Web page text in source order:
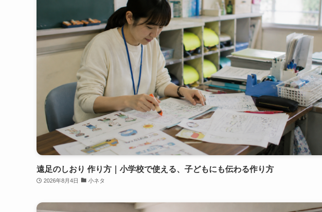
遠足のしおり 作り方｜小学校で使える、子どもにも伝わる作り方
2026年8月4日 小ネタ